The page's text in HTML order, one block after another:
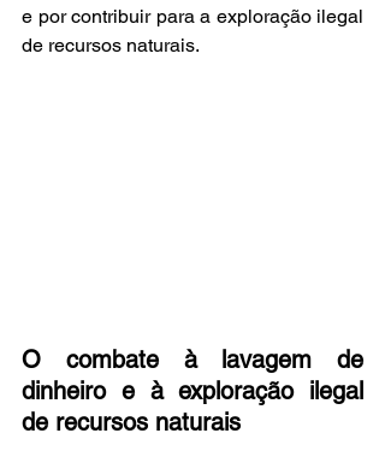
e por contribuir para a exploração ilegal
de recursos naturais.
O combate à lavagem de
dinheiro e à exploração ilegal
de recursos naturais